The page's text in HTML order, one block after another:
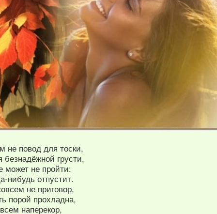
не повод для тоски,
грусти,
может не пройти:
нибудь отпустит.
не приговор,
порой прохладна,
наперекор,